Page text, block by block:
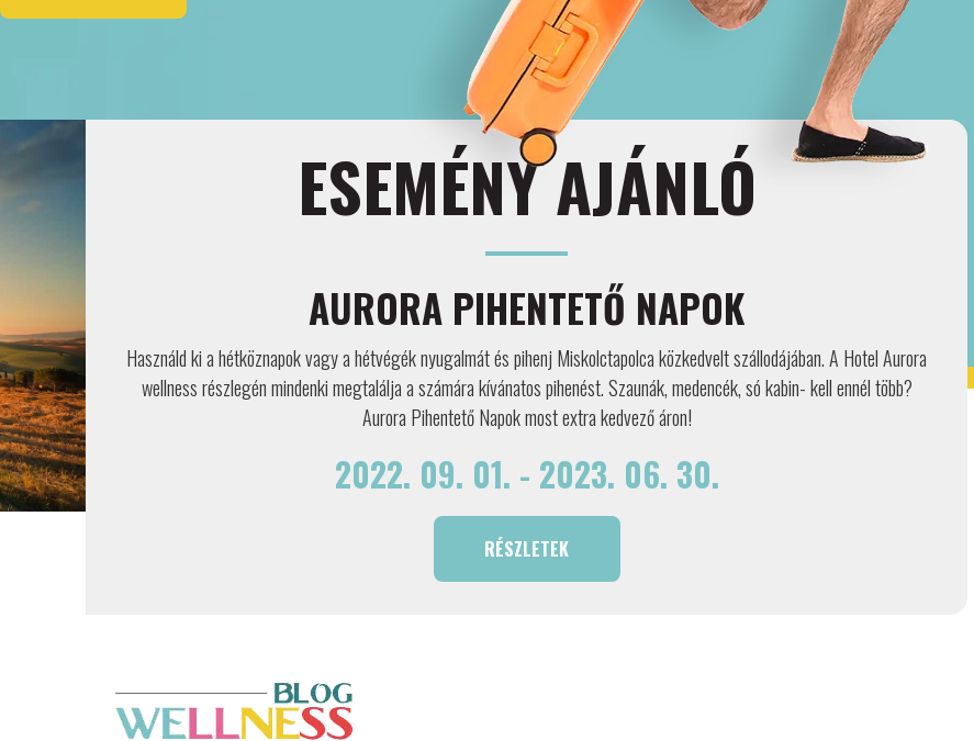
ESEMÉNY AJÁNLÓ
AURORA PIHENTETŐ NAPOK
Használd ki a hétköznapok vagy a hétvégék nyugalmát és pihenj Miskolctapolca közkedvelt szállodájában. A Hotel Aurora
wellness részlegén mindenki megtalálja a számára kívánatos pihenést. Szaunák, medencék, só kabin- kell ennél több?
Aurora Pihentető Napok most extra kedvező áron!
2022. 09. 01. - 2023. 06. 30.
RÉSZLETEK